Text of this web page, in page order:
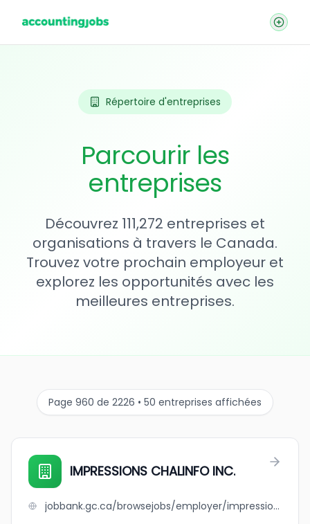
Répertoire d'entreprises
Parcourir les
entreprises
Découvrez 111,272 entreprises et
organisations à travers le Canada.
Trouvez votre prochain employeur et
explorez les opportunités avec les
meilleures entreprises.
Page 960 de 2226 • 50 entreprises affichées
IMPRESSIONS CHALINFO INC.
jobbank.gc.ca/browsejobs/employer/impressions+chalinfo+inc./ca